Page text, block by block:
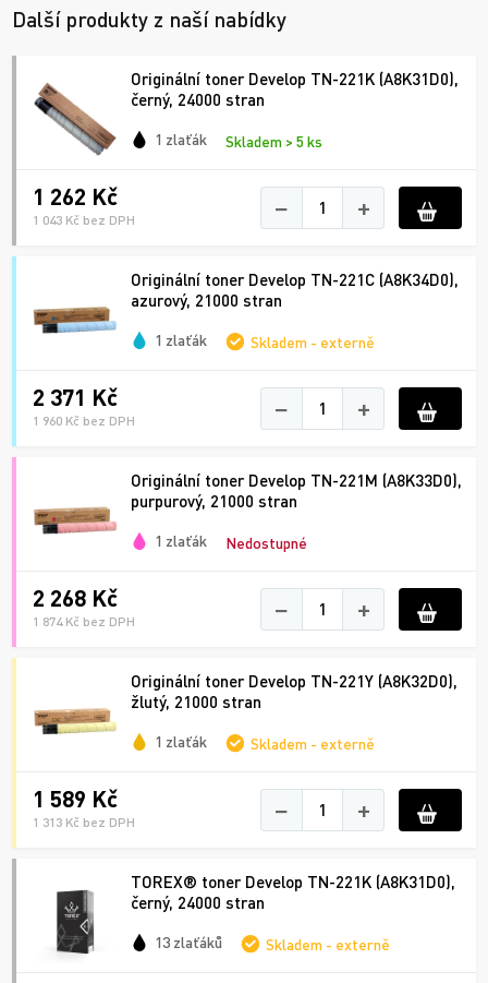
Další produkty z naší nabídky
Originální toner Develop TN-221K (A8K31D0),
černý, 24000 stran
1 zlaťák Skladem > 5 ks
1 262 Kč
1 043 Kč bez DPH − +
Originální toner Develop TN-221C (A8K34D0),
azurový, 21000 stran
1 zlaťák Skladem - externě
2 371 Kč
1 960 Kč bez DPH − +
Originální toner Develop TN-221M (A8K33D0),
purpurový, 21000 stran
1 zlaťák Nedostupné
2 268 Kč
1 874 Kč bez DPH − +
Originální toner Develop TN-221Y (A8K32D0),
žlutý, 21000 stran
1 zlaťák Skladem - externě
1 589 Kč
1 313 Kč bez DPH − +
TOREX® toner Develop TN-221K (A8K31D0),
černý, 24000 stran
13 zlaťáků Skladem - externě